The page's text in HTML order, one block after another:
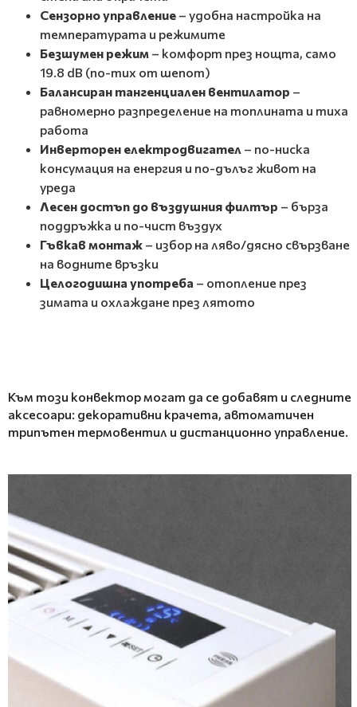
Сензорно управление – удобна настройка на
температурата и режимите
Безшумен режим – комфорт през нощта, само
19.8 dB (по-тих от шепот)
Балансиран тангенциален вентилатор –
равномерно разпределение на топлината и тиха
работа
Инверторен електродвигател – по-ниска
консумация на енергия и по-дълъг живот на
уреда
Лесен достъп до въздушния филтър – бърза
поддръжка и по-чист въздух
Гъвкав монтаж – избор на ляво/дясно свързване
на водните връзки
Целогодишна употреба – отопление през
зимата и охлаждане през лятото
Към този конвектор могат да се добавят и следните
аксесоари: декоративни крачета, автоматичен
трипътен термовентил и дистанционно управление.